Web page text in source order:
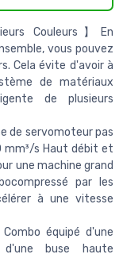
Couleurs】En
vous pouvez
Cela évite d'avoir à
de matériaux
de plusieurs
de servomoteur pas
mm³/s Haut débit et
une machine grand
par les
à une vitesse
équipé d'une
buse haute